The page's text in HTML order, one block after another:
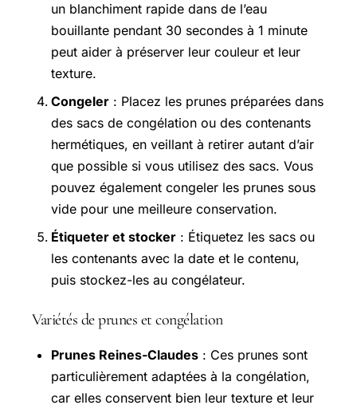
un blanchiment rapide dans de l’eau
bouillante pendant 30 secondes à 1 minute
peut aider à préserver leur couleur et leur
texture.
Congeler : Placez les prunes préparées dans
des sacs de congélation ou des contenants
hermétiques, en veillant à retirer autant d’air
que possible si vous utilisez des sacs. Vous
pouvez également congeler les prunes sous
vide pour une meilleure conservation.
Étiqueter et stocker : Étiquetez les sacs ou
les contenants avec la date et le contenu,
puis stockez-les au congélateur.
Variétés de prunes et congélation
Prunes Reines-Claudes : Ces prunes sont
particulièrement adaptées à la congélation,
car elles conservent bien leur texture et leur